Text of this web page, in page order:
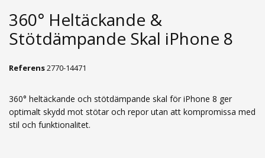
360° Heltäckande &
Stötdämpande Skal iPhone 8
Referens2770-14471
360° heltäckande och stötdämpande skal för iPhone 8 ger
optimalt skydd mot stötar och repor utan att kompromissa med
stil och funktionalitet.